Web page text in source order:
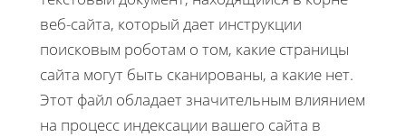
веб-сайта, который дает инструкции
поисковым роботам о том, какие страницы
сайта могут быть сканированы, а какие нет.
Этот файл обладает значительным влиянием
на процесс индексации вашего сайта в